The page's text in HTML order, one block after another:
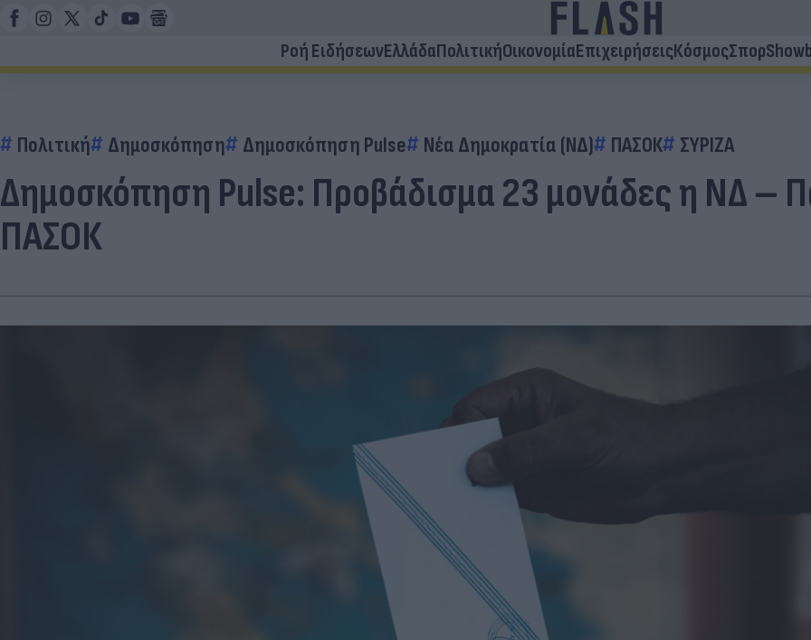
Ροή ΕιδήσεωνΕλλάδαΠολιτικήΟικονομίαΕπιχειρήσειςΚόσμοςΣπορ
Πολιτική Δημοσκόπηση Δημοσκόπηση Pulse Νέα Δημοκρατία (ΝΔ) ΠΑΣΟΚ ΣΥΡΙΖΑ
Δημοσκόπηση Pulse: Προβάδισμα 23 μονάδες η ΝΔ –
ΠΑΣΟΚ